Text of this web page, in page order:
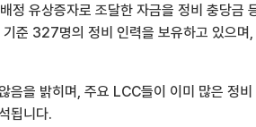
정 유상증자로 조달한 자금을 정비 충당
준 327명의 정비 인력을 보유하고 있으
음을 밝히며, 주요 LCC들이 이미 많은 정
됩니다.